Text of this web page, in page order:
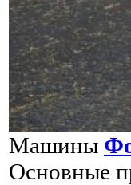
Машины
Основные